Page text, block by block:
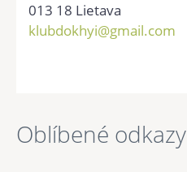
013 18 Lietava
klubdokhyi@gmail.com
Oblíbené odkazy